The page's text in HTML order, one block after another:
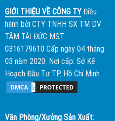
GIỚI THIỆU VỀ CÔNG TYĐiều
hành bởi CTY TNHH SX TM DV
TÂM TÀI ĐỨC MST:
0316179610 Cấp ngày 04 tháng
03 năm 2020. Nơi cấp: Sở Kế
Hoạch Đầu Tư TP. Hồ Chí Minh
Văn Phòng/Xưởng Sản Xuất: